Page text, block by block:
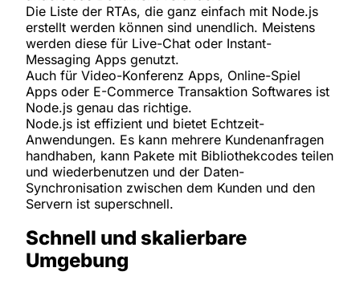
Die Liste der RTAs, die ganz einfach mit Node.js
erstellt werden können sind unendlich. Meistens
werden diese für Live-Chat oder Instant-
Messaging Apps genutzt.
Auch für Video-Konferenz Apps, Online-Spiel
Apps oder E-Commerce Transaktion Softwares ist
Node.js genau das richtige.
Node.js ist effizient und bietet Echtzeit-
Anwendungen. Es kann mehrere Kundenanfragen
handhaben, kann Pakete mit Bibliothekcodes teilen
und wiederbenutzen und der Daten-
Synchronisation zwischen dem Kunden und den
Servern ist superschnell.
Schnell und skalierbare
Umgebung